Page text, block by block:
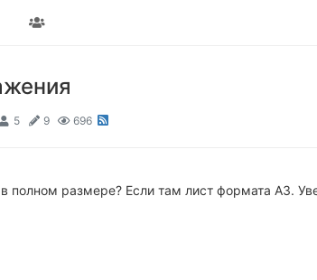
5 9 696
полном размере? Если там лист формата А3.